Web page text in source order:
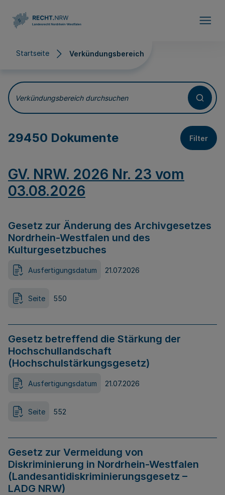
Startseite Verkündungsbereich
Verkündungsbereich
Verkündungsbereich durchsuchen
29450 Dokumente Filter
GV. NRW. 2026 Nr. 23 vom
03.08.2026
Gesetz zur Änderung des Archivgesetzes
Nordrhein-Westfalen und des
Kulturgesetzbuches
Ausfertigungsdatum 21.07.2026
Seite 550
Gesetz betreffend die Stärkung der
Hochschullandschaft
(Hochschulstärkungsgesetz)
Ausfertigungsdatum 21.07.2026
Seite 552
Gesetz zur Vermeidung von
Diskriminierung in Nordrhein-Westfalen
(Landesantidiskriminierungsgesetz –
LADG NRW)